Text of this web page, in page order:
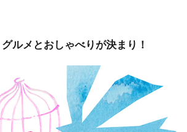
ルメとおしゃべりが決まり！